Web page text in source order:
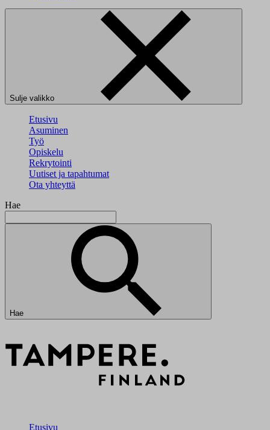
Sulje valikko
Etusivu
Asuminen
Työ
Opiskelu
Rekrytointi
Uutiset ja tapahtumat
Ota yhteyttä
Hae
Hae
Etusivu